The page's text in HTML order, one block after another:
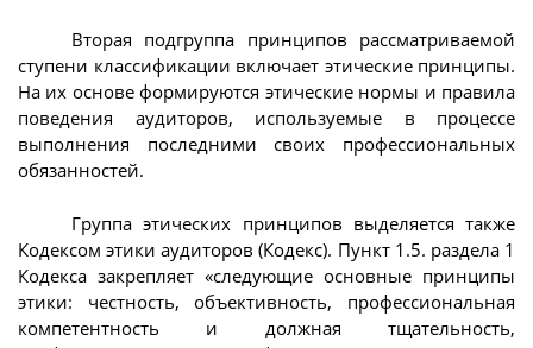
Вторая подгруппа принципов рассматриваемой
ступени классификации включает этические принципы.
На их основе формируются этические нормы и правила
поведения аудиторов, используемые в процессе
выполнения последними своих профессиональных
обязанностей.
Группа этических принципов выделяется также
Кодексом этики аудиторов (Кодекс). Пункт 1.5. раздела 1
Кодекса закрепляет «следующие основные принципы
этики: честность, объективность, профессиональная
компетентность и должная тщательность,